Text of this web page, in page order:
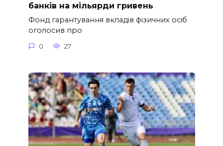
банків на мільярди гривень
Фонд гарантування вкладів фізичних осіб
оголосив про
0 27